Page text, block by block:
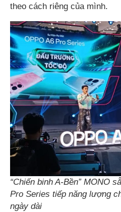
theo cách riêng của mình.
“Chiến binh A-Bền” MONO
Pro Series tiếp năng lượng
ngày dài